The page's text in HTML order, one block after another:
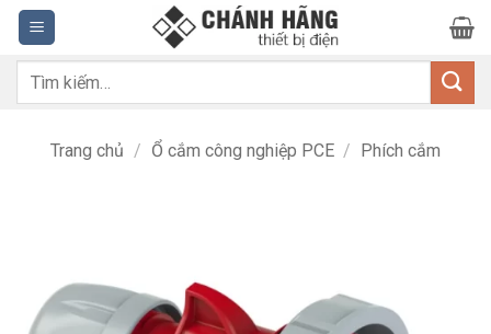
Bỏ
qua
nội
dung
Tìm
Trang chủ / Ổ cắm công nghiệp PCE / Phích cắm